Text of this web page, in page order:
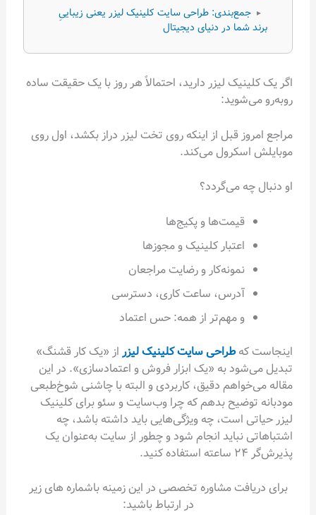
▸ جمع‌بندی: طراحی سایت کلینیک لیزر یعنی زیباییِ
برند شما در دنیای دیجیتال
اگر یک کلینیک لیزر دارید، احتمالاً هر روز با یک حقیقت ساده
روبه‌رو می‌شوید:
مراجع امروز قبل از اینکه روی تخت لیزر دراز بکشد، اول روی
موبایلش اسکرول می‌کند.
او دنبال چه می‌گردد؟
قیمت‌ها و پکیج‌ها
اعتبار کلینیک و مجوزها
نمونه‌کار و رضایت مراجعان
آدرس، ساعت کاری، دسترسی
و مهم‌تر از همه: حس اعتماد
اینجاست کهطراحی سایت کلینیک لیزراز «یک کار قشنگ»
تبدیل می‌شود به «یک ابزار فروش و اعتمادسازی». در این
مقاله می‌خواهم دقیق، کاربردی و البته با چاشنی شوخ‌طبعی
مودبانه توضیح بدهم که چرا وب‌سایت و سئو برای کلینیک
لیزر حیاتی است، چه ویژگی‌هایی باید داشته باشد، چه
اشتباهاتی نباید انجام شود و چطور از سایت به‌عنوان یک
پذیرش‌گر ۲۴ ساعته استفاده کنید.
برای دریافت مشاوره تخصصی در این زمینه باشماره های زیر
در ارتباط باشید: